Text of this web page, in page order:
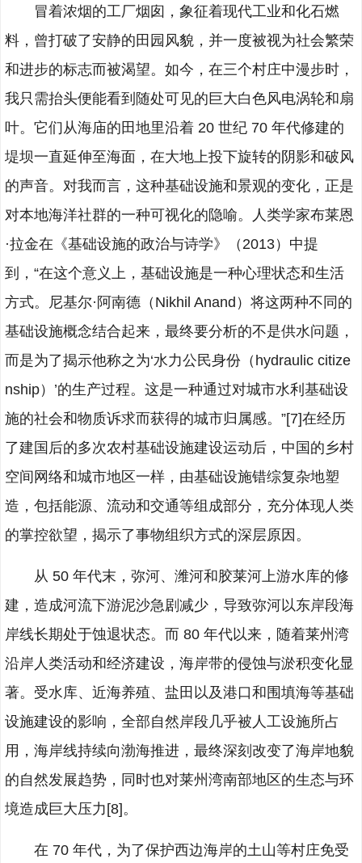
冒着浓烟的工厂烟囱，象征着现代工业和化石燃
料，曾打破了安静的田园风貌，并一度被视为社会繁荣
和进步的标志而被渴望。如今，在三个村庄中漫步时，
我只需抬头便能看到随处可见的巨大白色风电涡轮和扇
叶。它们从海庙的田地里沿着 20 世纪 70 年代修建的
堤坝一直延伸至海面，在大地上投下旋转的阴影和破风
的声音。对我而言，这种基础设施和景观的变化，正是
对本地海洋社群的一种可视化的隐喻。人类学家布莱恩
·拉金在《基础设施的政治与诗学》（2013）中提
到，“在这个意义上，基础设施是一种心理状态和生活
方式。尼基尔·阿南德（Nikhil Anand）将这两种不同的
基础设施概念结合起来，最终要分析的不是供水问题，
而是为了揭示他称之为‘水力公民身份（hydraulic citize
nship）’的生产过程。这是一种通过对城市水利基础设
施的社会和物质诉求而获得的城市归属感。”[7]在经历
了建国后的多次农村基础设施建设运动后，中国的乡村
空间网络和城市地区一样，由基础设施错综复杂地塑
造，包括能源、流动和交通等组成部分，充分体现人类
的掌控欲望，揭示了事物组织方式的深层原因。
从 50 年代末，弥河、潍河和胶莱河上游水库的修
建，造成河流下游泥沙急剧减少，导致弥河以东岸段海
岸线长期处于蚀退状态。而 80 年代以来，随着莱州湾
沿岸人类活动和经济建设，海岸带的侵蚀与淤积变化显
著。受水库、近海养殖、盐田以及港口和围填海等基础
设施建设的影响，全部自然岸段几乎被人工设施所占
用，海岸线持续向渤海推进，最终深刻改变了海岸地貌
的自然发展趋势，同时也对莱州湾南部地区的生态与环
境造成巨大压力[8]。
在 70 年代，为了保护西边海岸的土山等村庄免受